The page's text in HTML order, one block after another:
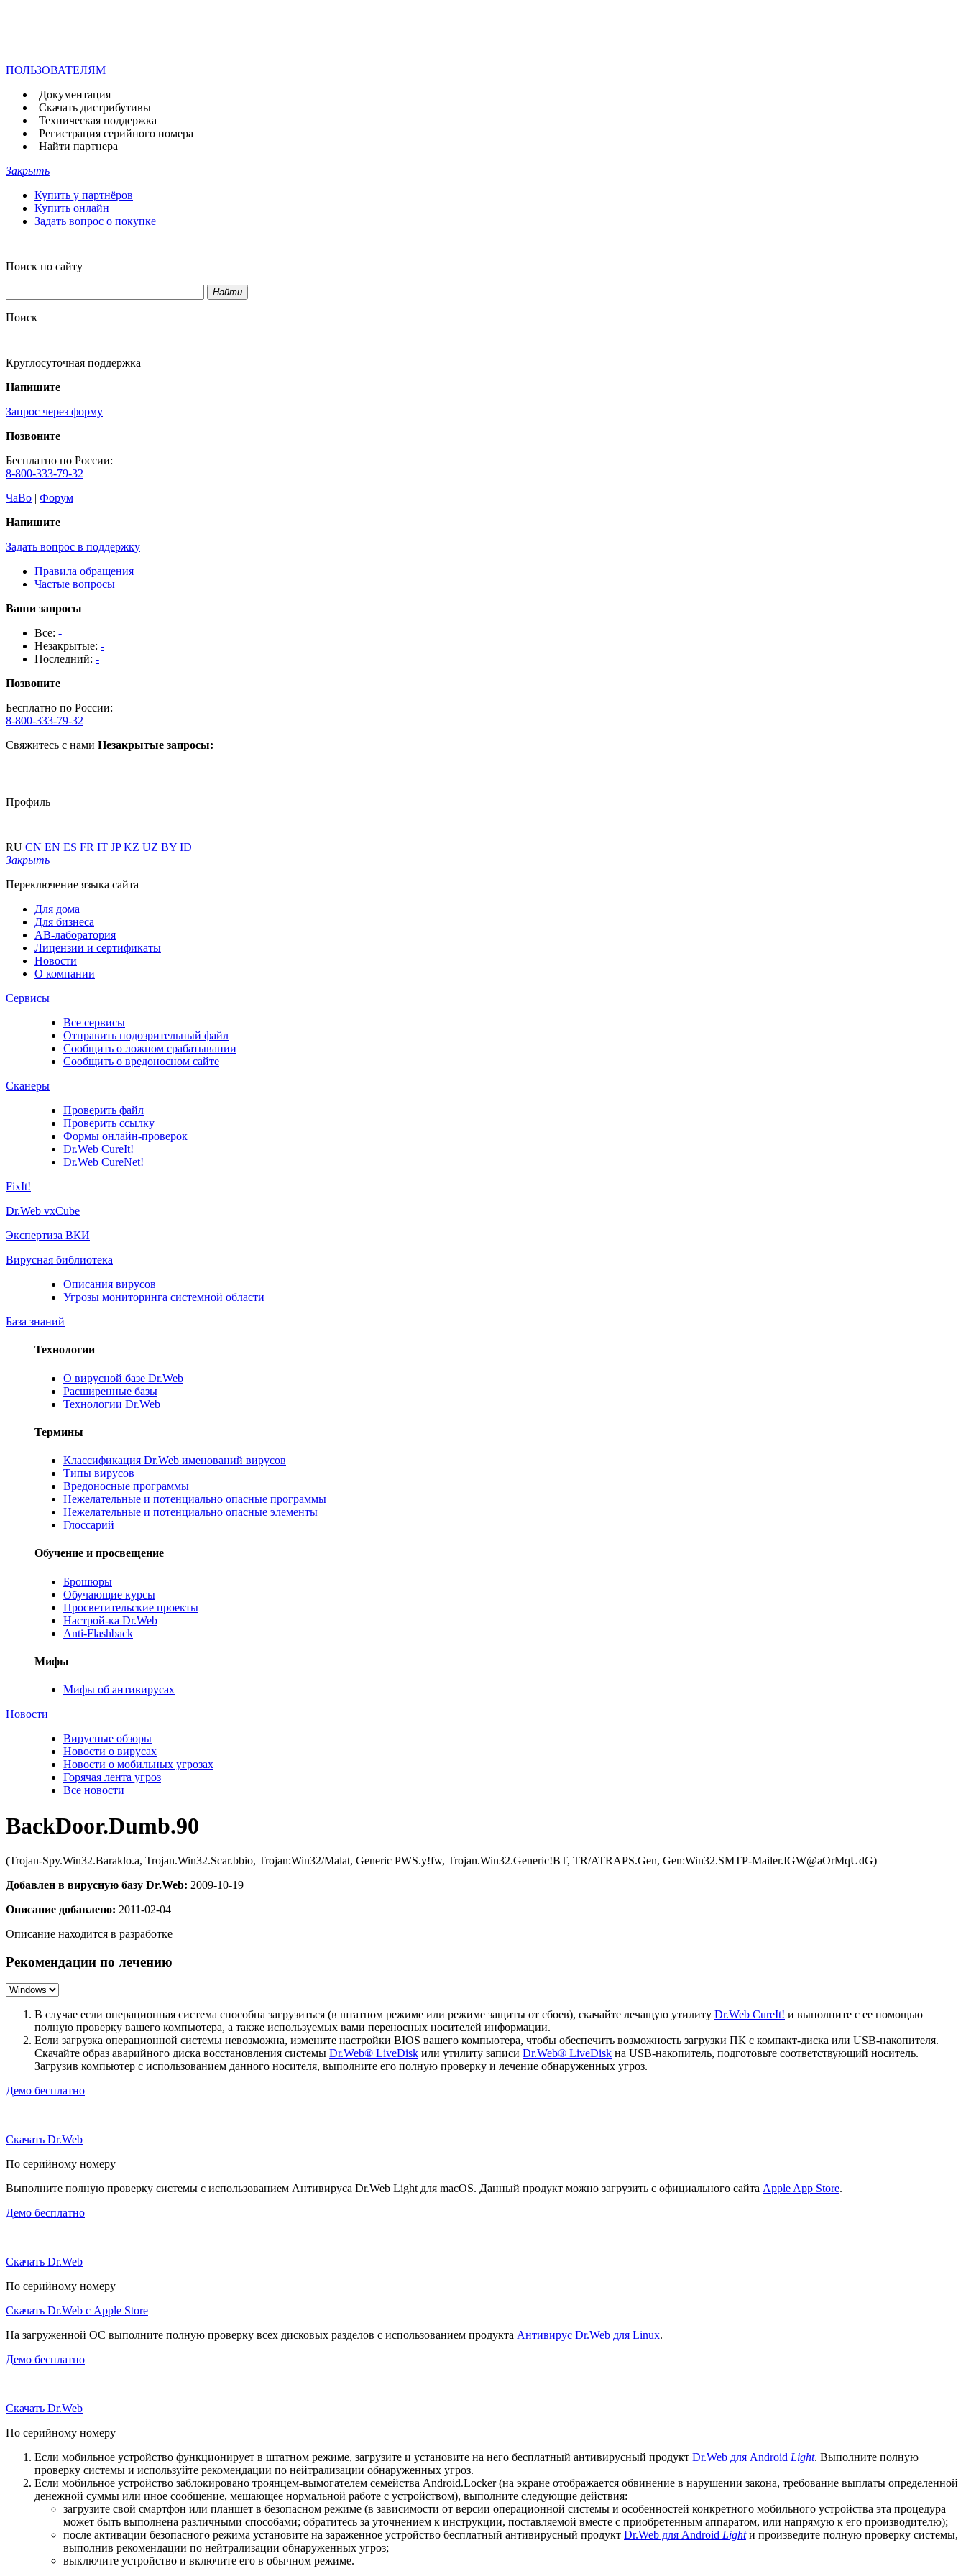
ПОЛЬЗОВАТЕЛЯМ
Документация
Скачать дистрибутивы
Техническая поддержка
Регистрация серийного номера
Найти партнера
Закрыть
Купить у партнёров
Купить онлайн
Задать вопрос о покупке
Поиск по сайту
Найти
Поиск
Круглосуточная поддержка
Напишите
Запрос через форму
Позвоните
Бесплатно по России:
8-800-333-79-32
ЧаВо | Форум
Напишите
Задать вопрос в поддержку
Правила обращения
Частые вопросы
Ваши запросы
Все: -
Незакрытые: -
Последний: -
Позвоните
Бесплатно по России:
8-800-333-79-32
Свяжитесь с нами Незакрытые запросы:
Профиль
RU CN EN ES FR IT JPKZ UZ BY ID
Закрыть
Переключение языка сайта
Для дома
Для бизнеса
АВ-лаборатория
Лицензии и сертификаты
Новости
О компании
Сервисы
Все сервисы
Отправить подозрительный файл
Сообщить о ложном срабатывании
Сообщить о вредоносном сайте
Сканеры
Проверить файл
Проверить ссылку
Формы онлайн-проверок
Dr.Web CureIt!
Dr.Web CureNet!
FixIt!
Dr.Web vxCube
Экспертиза ВКИ
Вирусная библиотека
Описания вирусов
Угрозы мониторинга системной области
База знаний
Технологии
О вирусной базе Dr.Web
Расширенные базы
Технологии Dr.Web
Термины
Классификация Dr.Web именований вирусов
Типы вирусов
Вредоносные программы
Нежелательные и потенциально опасные программы
Нежелательные и потенциально опасные элементы
Глоссарий
Обучение и просвещение
Брошюры
Обучающие курсы
Просветительские проекты
Настрой-ка Dr.Web
Anti-Flashback
Мифы
Мифы об антивирусах
Новости
Вирусные обзоры
Новости о вирусах
Новости о мобильных угрозах
Горячая лента угроз
Все новости
BackDoor.Dumb.90
(Trojan-Spy.Win32.Baraklo.a, Trojan.Win32.Scar.bbio, Trojan:Win32/Malat, Generic PWS.y!fw, Trojan.Win32.Generic!BT, TR/ATRAPS.Gen, Gen:Win32.SMTP-Mailer.IGW@aOrMqUdG)
Добавлен в вирусную базу Dr.Web: 2009-10-19
Описание добавлено: 2011-02-04
Описание находится в разработке
Рекомендации по лечению
В случае если операционная система способна загрузиться (в штатном режиме или режиме защиты от сбоев), скачайте лечащую утилиту Dr.Web CureIt! и выполните с ее помощью
полную проверку вашего компьютера, а также используемых вами переносных носителей информации.
Если загрузка операционной системы невозможна, измените настройки BIOS вашего компьютера, чтобы обеспечить возможность загрузки ПК с компакт-диска или USB-накопителя.
Скачайте образ аварийного диска восстановления системы Dr.Web® LiveDisk или утилиту записи Dr.Web® LiveDisk на USB-накопитель, подготовьте соответствующий носитель.
Загрузив компьютер с использованием данного носителя, выполните его полную проверку и лечение обнаруженных угроз.
Демо бесплатно
Скачать Dr.Web
По серийному номеру
Выполните полную проверку системы с использованием Антивируса Dr.Web Light для macOS. Данный продукт можно загрузить с официального сайта Apple App Store.
Демо бесплатно
Скачать Dr.Web
По серийному номеру
Скачать Dr.Web с Apple Store
На загруженной ОС выполните полную проверку всех дисковых разделов с использованием продукта Антивирус Dr.Web для Linux.
Демо бесплатно
Скачать Dr.Web
По серийному номеру
Если мобильное устройство функционирует в штатном режиме, загрузите и установите на него бесплатный антивирусный продукт Dr.Web для Android Light. Выполните полную
проверку системы и используйте рекомендации по нейтрализации обнаруженных угроз.
Если мобильное устройство заблокировано троянцем-вымогателем семейства Android.Locker (на экране отображается обвинение в нарушении закона, требование выплаты определенной
денежной суммы или иное сообщение, мешающее нормальной работе с устройством), выполните следующие действия:
загрузите свой смартфон или планшет в безопасном режиме (в зависимости от версии операционной системы и особенностей конкретного мобильного устройства эта процедура
может быть выполнена различными способами; обратитесь за уточнением к инструкции, поставляемой вместе с приобретенным аппаратом, или напрямую к его производителю);
после активации безопасного режима установите на зараженное устройство бесплатный антивирусный продукт Dr.Web для Android Lightи произведите полную проверку системы,
выполнив рекомендации по нейтрализации обнаруженных угроз;
выключите устройство и включите его в обычном режиме.